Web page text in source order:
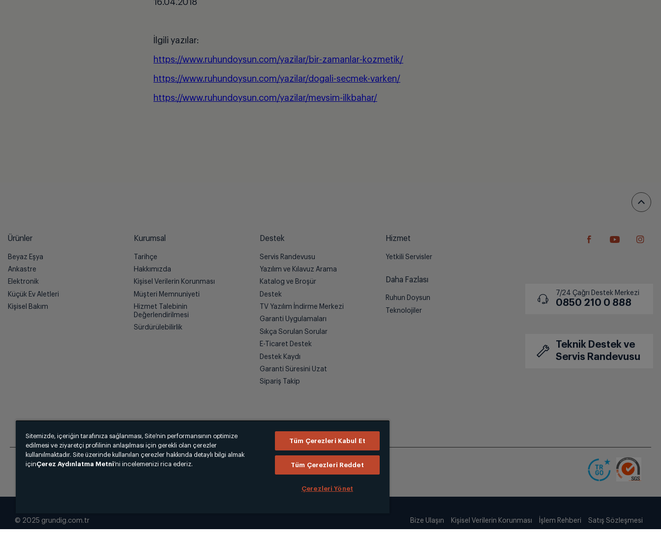
16.04.2018
İlgili yazılar:
https://www.ruhundoysun.com/yazilar/bir-zamanlar-kozmetik/
https://www.ruhundoysun.com/yazilar/dogali-secmek-varken/
https://www.ruhundoysun.com/yazilar/mevsim-ilkbahar/
Ürünler
Beyaz Eşya
Ankastre
Elektronik
Küçük Ev Aletleri
Kişisel Bakım
Kurumsal
Tarihçe
Hakkımızda
Kişisel Verilerin Korunması
Müşteri Memnuniyeti
Hizmet Talebinin
Değerlendirilmesi
Sürdürülebilirlik
Destek
Servis Randevusu
Yazılım ve Kılavuz Arama
Katalog ve Broşür
Destek
TV Yazılım İndirme Merkezi
Garanti Uygulamaları
Sıkça Sorulan Sorular
E-Ticaret Destek
Destek Kaydı
Garanti Süresini Uzat
Sipariş Takip
Hizmet
Yetkili Servisler
Daha Fazlası
Ruhun Doysun
Teknolojiler
7/24 Çağrı Destek Merkezi
0850 210 0 888
Teknik Destek ve
Servis Randevusu
Bize Ulaşın Kişisel Verilerin Korunması İşlem Rehberi Satış Sözleşmesi
© 2025 grundig.com.tr
Sitemizde, içeriğin tarafınıza sağlanması, Site’nin performansının optimize
edilmesi ve ziyaretçi profilinin anlaşılması için gerekli olan çerezler
kullanılmaktadır. Site üzerinde kullanılan çerezler hakkında detaylı bilgi almak
içinÇerez Aydınlatma Metni’ni incelemenizi rica ederiz.
Tüm Çerezleri Kabul Et
Tüm Çerezleri Reddet
Çerezleri Yönet